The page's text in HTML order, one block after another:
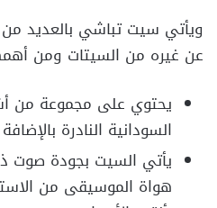
ويأتي سيت تباشي بالعديد
عن غيره من السيتات ومن
يحتوي على مجموعة من
السودانية النادرة
يأتي السيت بجودة صوت
هواة الموسيقى من